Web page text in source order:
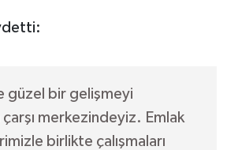
güzel bir gelişmeyi
merkezindeyiz. Emlak
birlikte çalışmaları